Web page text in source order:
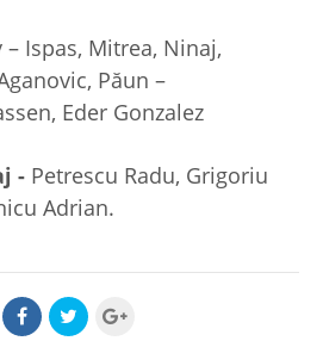
– Ispas, Mitrea, Ninaj,
Păun –
Eder Gonzalez
- Petrescu Radu, Grigoriu
Adrian.